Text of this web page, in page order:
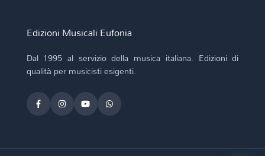
Edizioni Musicali Eufonia
Dal 1995 al servizio della musica italiana. Edizioni di
qualità per musicisti esigenti.